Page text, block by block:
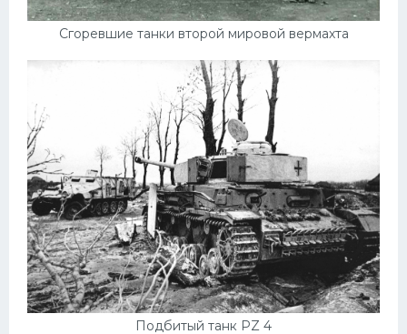
Сгоревшие танки второй мировой вермахта
Подбитый танк PZ 4